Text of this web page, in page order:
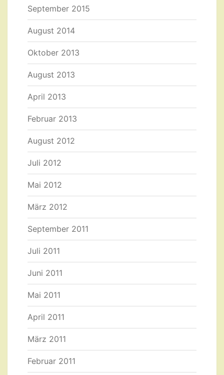
September 2015
August 2014
Oktober 2013
August 2013
April 2013
Februar 2013
August 2012
Juli 2012
Mai 2012
März 2012
September 2011
Juli 2011
Juni 2011
Mai 2011
April 2011
März 2011
Februar 2011